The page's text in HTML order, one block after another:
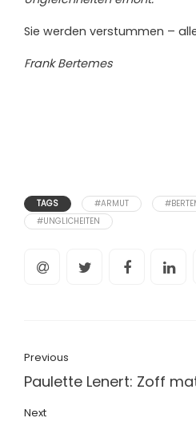
Sie werden verstummen –
Frank Bertemes
TAGS #ARMUT
#UNGLICHEITEN
Previous
Paulette Lenert: Zoff
Next